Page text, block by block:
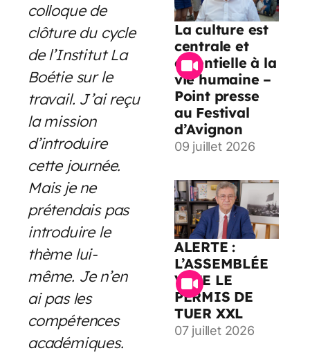
colloque de
clôture du cycle
de l’Institut La
Boétie sur le
travail. J’ai reçu
la mission
d’introduire
cette journée.
Mais je ne
prétendais pas
introduire le
thème lui-
même. Je n’en
ai pas les
compétences
académiques.
La culture est
centrale et
essentielle à la
vie humaine –
Point presse
au Festival
d’Avignon
09 juillet 2026
ALERTE :
L’ASSEMBLÉE
VOTE LE
PERMIS DE
TUER XXL
07 juillet 2026